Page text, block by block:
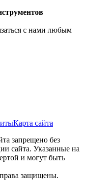
с нами любым
Карта сайта
запрещено без
сайта. Указанные на
и могут быть
защищены.